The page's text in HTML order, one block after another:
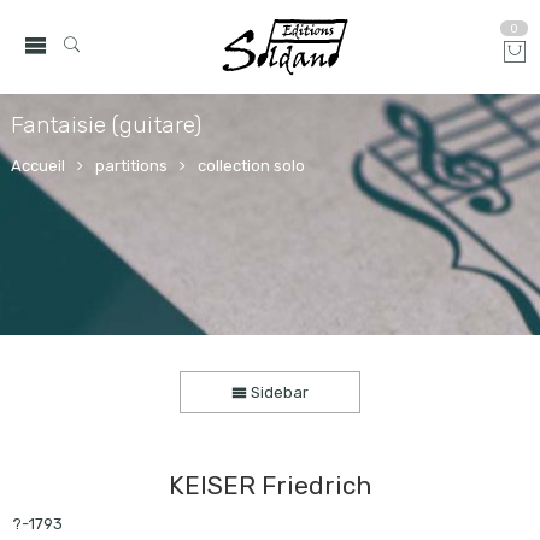
0
Fantaisie (guitare)
Accueil partitions collection solo
Sidebar
KEISER Friedrich
?-1793